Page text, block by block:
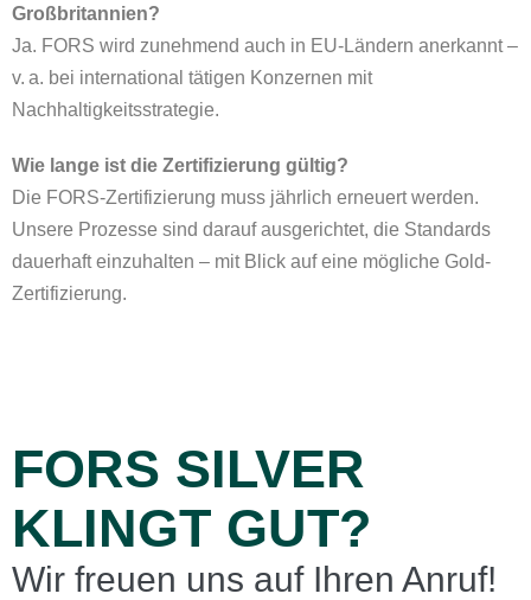
Großbritannien?
Ja. FORS wird zunehmend auch in EU-Ländern anerkannt –
v. a. bei international tätigen Konzernen mit
Nachhaltigkeitsstrategie.
Wie lange ist die Zertifizierung gültig?
Die FORS-Zertifizierung muss jährlich erneuert werden.
Unsere Prozesse sind darauf ausgerichtet, die Standards
dauerhaft einzuhalten – mit Blick auf eine mögliche Gold-
Zertifizierung.
FORS SILVER
KLINGT GUT?
Wir freuen uns auf Ihren Anruf!